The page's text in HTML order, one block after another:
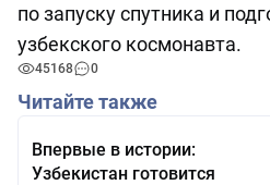
по запуску спутника и
узбекского космонавта.
45168 0
Читайте также
Впервые в истории:
Узбекистан готовится